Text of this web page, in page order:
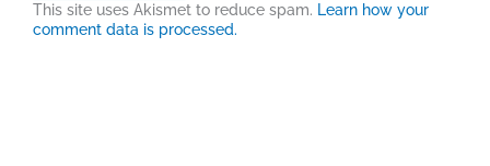
This site uses Akismet to reduce spam. Learn how your
comment data is processed.